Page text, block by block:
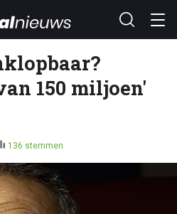
150 miljoen'
136 stemmen